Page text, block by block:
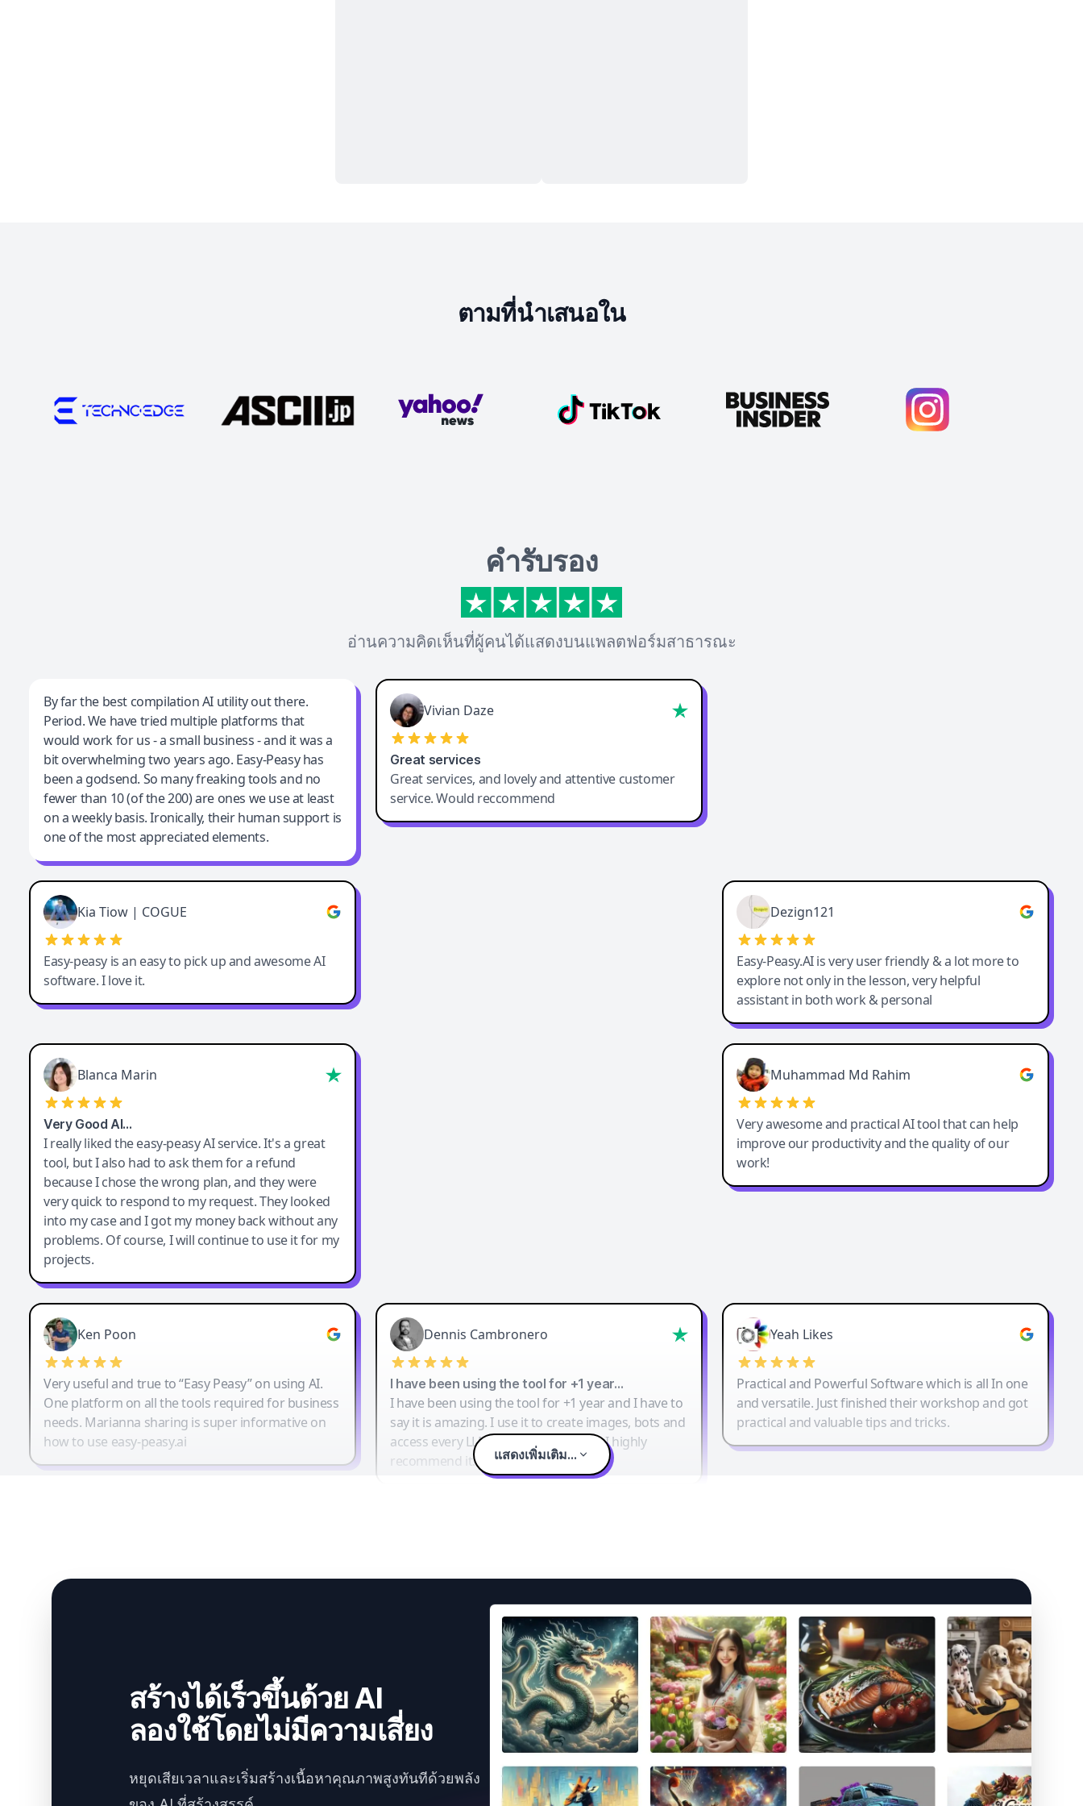
ตามที่นำเสนอใน
คำรับรอง
อ่านความคิดเห็นที่ผู้คนได้แสดงบนแพลตฟอร์มสาธารณะ
Jeff Wilson
By far the best compilation AI utility
By far the best compilation AI utility out there.
Period. We have tried multiple platforms that
would work for us - a small business - and it was a
bit overwhelming two years ago. Easy-Peasy has
been a godsend. So many freaking tools and no
fewer than 10 (of the 200) are ones we use at least
on a weekly basis. Ironically, their human support is
one of the most appreciated elements.
Vivian Daze
Great services
Great services, and lovely and attentive customer
service. Would reccommend
Kia Tiow | COGUE
Easy-peasy is an easy to pick up and awesome AI
software. I love it.
Dezign121
Easy-Peasy.AI is very user friendly & a lot more to
explore not only in the lesson, very helpful
assistant in both work & personal
Blanca Marin
Very Good AI…
I really liked the easy-peasy AI service. It's a great
tool, but I also had to ask them for a refund
because I chose the wrong plan, and they were
very quick to respond to my request. They looked
into my case and I got my money back without any
problems. Of course, I will continue to use it for my
projects.
Muhammad Md Rahim
Very awesome and practical AI tool that can help
improve our productivity and the quality of our
work!
Ken Poon
Very useful and true to “Easy Peasy” on using AI.
One platform on all the tools required for business
needs. Marianna sharing is super informative on
how to use easy-peasy.ai
Dennis Cambronero
I have been using the tool for +1 year…
I have been using the tool for +1 year and I have to
say it is amazing. I use it to create images, bots and
access every LLM in one single place. I highly
recommend it.
Yeah Likes
Practical and Powerful Software which is all In one
and versatile. Just finished their workshop and got
practical and valuable tips and tricks.
แสดงเพิ่มเติม...
สร้างได้เร็วขึ้นด้วย AI
ลองใช้โดยไม่มีความเสี่ยง
หยุดเสียเวลาและเริ่มสร้างเนื้อหาคุณภาพสูงทันทีด้วยพลัง